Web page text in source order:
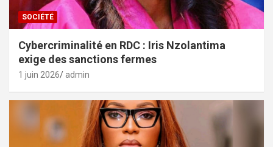
SOCIÉTÉ
Cybercriminalité en RDC : Iris Nzolantima
exige des sanctions fermes
1 juin 2026 admin